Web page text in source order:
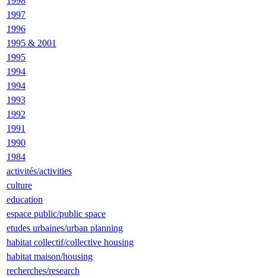
1997
1996
1995 & 2001
1995
1994
1994
1993
1992
1991
1990
1984
activités/activities
culture
education
espace public/public space
etudes urbaines/urban planning
habitat collectif/collective housing
habitat maison/housing
recherches/research